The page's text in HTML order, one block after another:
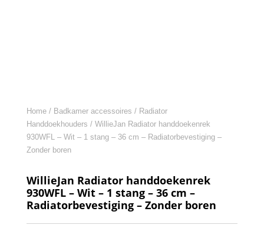
Home/ Badkamer accessoires / Radiator
Handdoekhouders / WillieJan Radiator handdoekenrek
930WFL – Wit – 1 stang – 36 cm – Radiatorbevestiging –
Zonder boren
WillieJan Radiator handdoekenrek
930WFL – Wit – 1 stang – 36 cm –
Radiatorbevestiging – Zonder boren